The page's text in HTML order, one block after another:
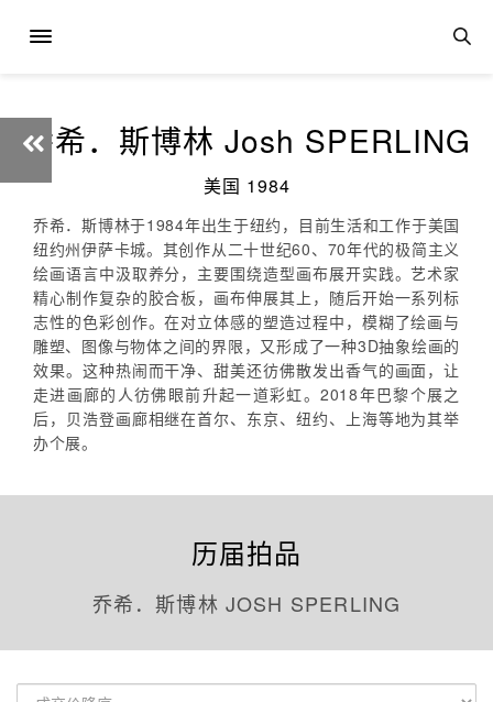
乔希．斯博林 Josh SPERLING
美国 1984
乔希．斯博林于1984年出生于纽约，目前生活和工作于美国
纽约州伊萨卡城。其创作从二十世纪60、70年代的极简主义
绘画语言中汲取养分，主要围绕造型画布展开实践。艺术家
精心制作复杂的胶合板，画布伸展其上，随后开始一系列标
志性的色彩创作。在对立体感的塑造过程中，模糊了绘画与
雕塑、图像与物体之间的界限，又形成了一种3D抽象绘画的
效果。这种热闹而干净、甜美还彷佛散发出香气的画面，让
走进画廊的人彷佛眼前升起一道彩虹。2018年巴黎个展之
后，贝浩登画廊相继在首尔、东京、纽约、上海等地为其举
办个展。
历届拍品
乔希．斯博林 JOSH SPERLING